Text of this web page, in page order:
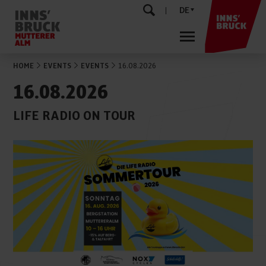
DE
HOME EVENTS EVENTS 16.08.2026
16.08.2026
LIFE RADIO ON TOUR